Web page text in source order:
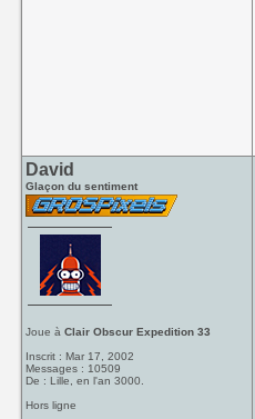
David
Glaçon du sentiment
Joue àClair Obscur Expedition 33
Inscrit : Mar 17, 2002
Messages : 10509
De : Lille, en l'an 3000.
Hors ligne